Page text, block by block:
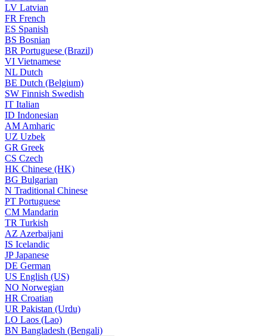
LV Latvian
FR French
ES Spanish
BS Bosnian
BR Portuguese (Brazil)
VI Vietnamese
NL Dutch
BE Dutch (Belgium)
SW Finnish Swedish
IT Italian
ID Indonesian
AM Amharic
UZ Uzbek
GR Greek
CS Czech
HK Chinese (HK)
BG Bulgarian
N Traditional Chinese
PT Portuguese
CM Mandarin
TR Turkish
AZ Azerbaijani
IS Icelandic
JPJapanese
DE German
US English (US)
NO Norwegian
HR Croatian
UR Pakistan (Urdu)
LO Laos (Lao)
BN Bangladesh (Bengali)